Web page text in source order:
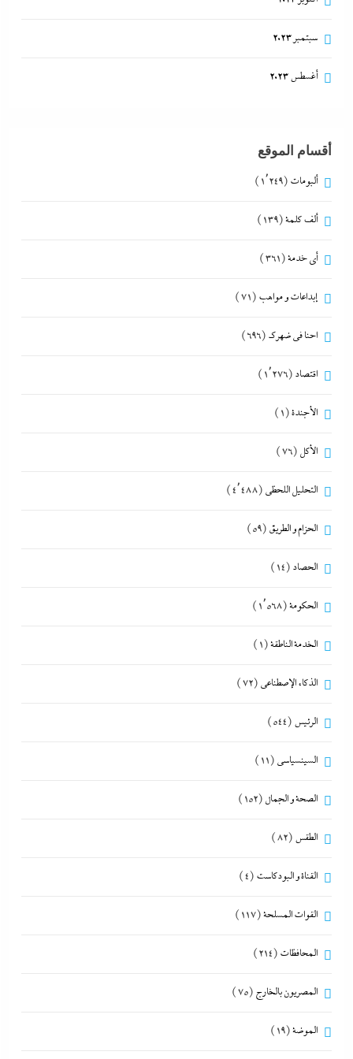
سبتمبر 2023
أغسطس 2023
أقسام الموقع
ألبومات (1٬249)
ألف كلمة(139)
أي خدمة(361)
إبداعات و مواهب (71)
احنا في ضهرك (696)
اقتصاد (1٬276)
الأجندة(1)
الأكل (76)
التحليل اللحظي (4٬488)
الحزام و الطريق (59)
الحصاد (14)
الحكومة(1٬568)
الخدمة الناطقة(1)
الذكاء الإصطناعي (72)
الرئيس (544)
السينسياسي (11)
الصحة و الجمال (152)
الطقس (82)
القناة و البودكاست (4)
القوات المسلحة(117)
المحافظات (214)
المصريون بالخارج (75)
الموضة(19)